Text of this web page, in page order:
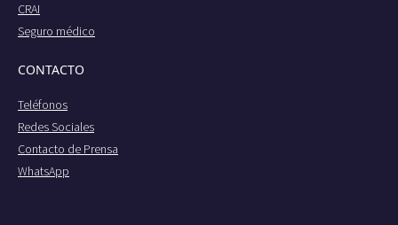
CRAI
Seguro médico
CONTACTO
Teléfonos
Redes Sociales
Contacto de Prensa
WhatsApp